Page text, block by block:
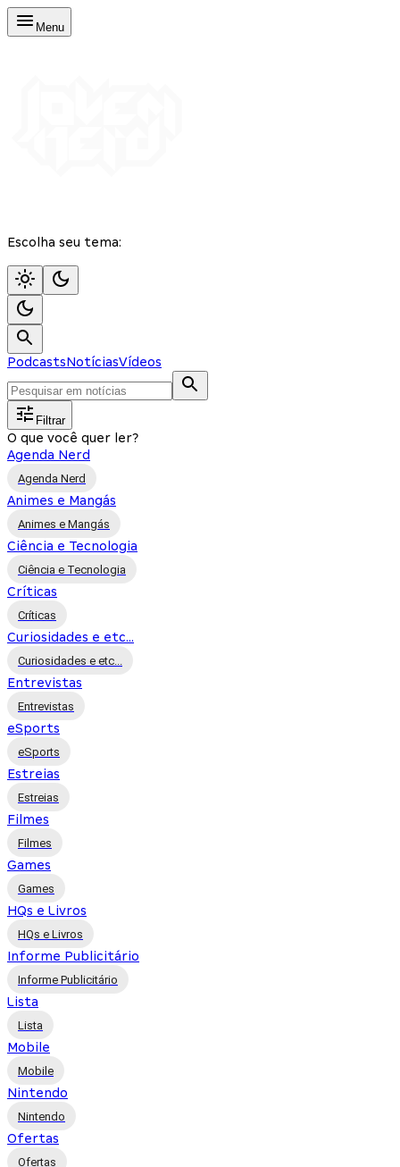
Menu
Escolha seu tema:
PodcastsNotíciasVídeos
Filtrar
O que você quer ler?
Agenda Nerd
Agenda Nerd
Animes e Mangás
Animes e Mangás
Ciência e Tecnologia
Ciência e Tecnologia
Críticas
Críticas
Curiosidades e etc...
Curiosidades e etc...
Entrevistas
Entrevistas
eSports
eSports
Estreias
Estreias
Filmes
Filmes
Games
Games
HQs e Livros
HQs e Livros
Informe Publicitário
Informe Publicitário
Lista
Lista
Mobile
Mobile
Nintendo
Nintendo
Ofertas
Ofertas